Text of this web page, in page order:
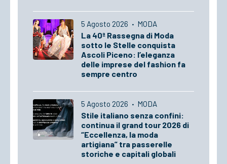
5 Agosto 2026 · MODA
La 40ª Rassegna di Moda
sotto le Stelle conquista
Ascoli Piceno: l’eleganza
delle imprese del fashion fa
sempre centro
5 Agosto 2026 · MODA
Stile italiano senza confini:
continua il grand tour 2026 di
“Eccellenza, la moda
artigiana” tra passerelle
storiche e capitali globali